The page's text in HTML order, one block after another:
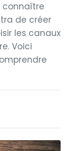
connaître
de créer
les canaux
Voici